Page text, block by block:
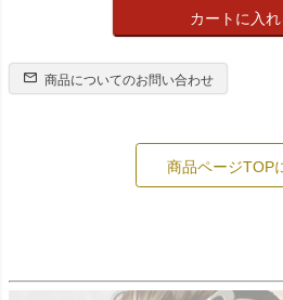
カートに入れ
商品についてのお問い合わせ
商品ページTOP